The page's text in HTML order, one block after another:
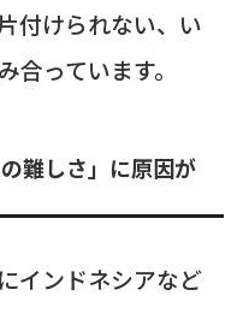
付けられない、い
合っています。
難しさ」に原因が
インドネシアなど